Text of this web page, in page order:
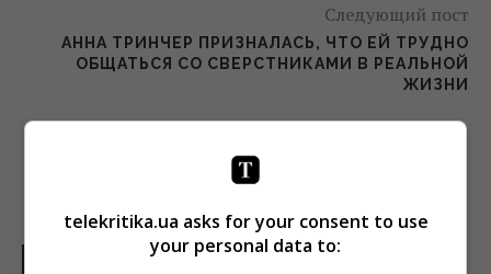
Следующий пост
АННА ТРИНЧЕР ПРИЗНАЛАСЬ, ЧТО ЕЙ ТРУДНО
ОБЩАТЬСЯ СО СВЕРСТНИКАМИ В РЕАЛЬНОЙ
ЖИЗНИ
telekritika.ua asks for your consent to use
your personal data to: